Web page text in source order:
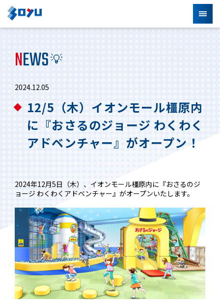
NEWS💡
2024.12.05
12/5（木）イオンモール橿原内
に『おさるのジョージ わくわく
アドベンチャー』がオープン！
2024年12月5日（木）、イオンモール橿原内に『おさるのジ
ョージ わくわくアドベンチャー』がオープンいたします。